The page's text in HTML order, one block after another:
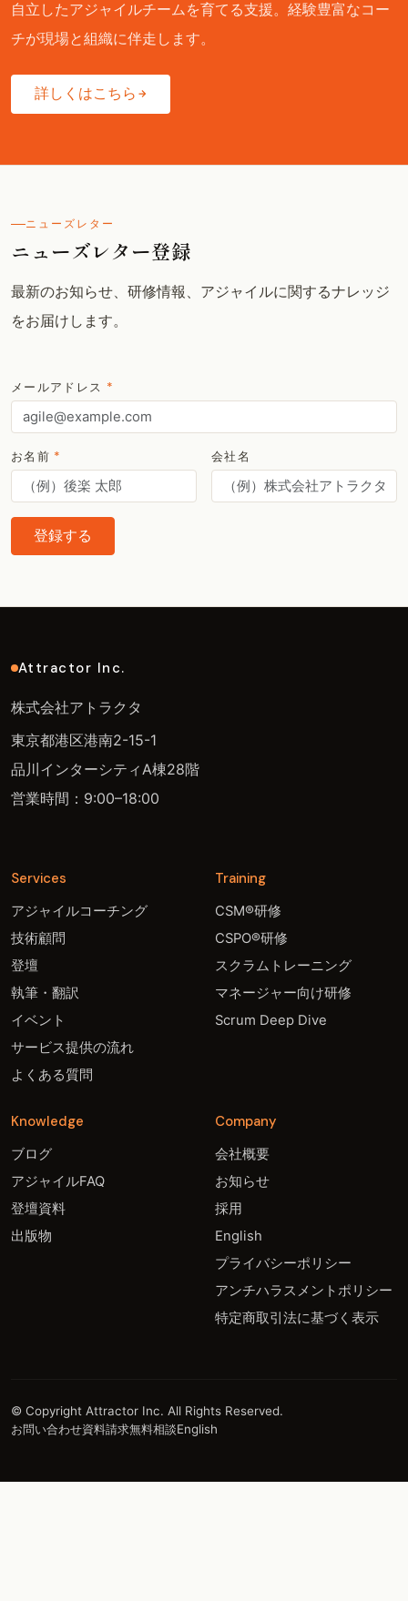
自立したアジャイルチームを育てる支援。経験豊富なコー
チが現場と組織に伴走します。
詳しくはこちら
ニューズレター
ニューズレター登録
最新のお知らせ、研修情報、アジャイルに関するナレッジ
をお届けします。
メールアドレス *
お名前 * 会社名
登録する
Attractor Inc.
株式会社アトラクタ
東京都港区港南2-15-1
品川インターシティA棟28階
営業時間：9:00–18:00
Services
アジャイルコーチング
技術顧問
登壇
執筆・翻訳
イベント
サービス提供の流れ
よくある質問
Training
CSM®研修
CSPO®研修
スクラムトレーニング
マネージャー向け研修
Scrum Deep Dive
Knowledge
ブログ
アジャイルFAQ
登壇資料
出版物
Company
会社概要
お知らせ
採用
English
プライバシーポリシー
アンチハラスメントポリシー
特定商取引法に基づく表示
© Copyright Attractor Inc. All Rights Reserved.
お問い合わせ資料請求無料相談English